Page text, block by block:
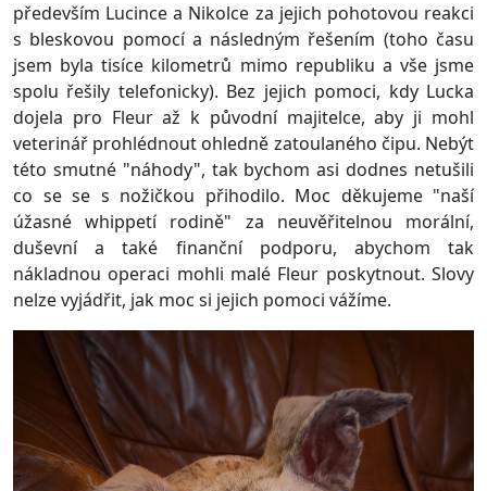
především Lucince a Nikolce za jejich pohotovou reakci
s bleskovou pomocí a následným řešením (toho času
jsem byla tisíce kilometrů mimo republiku a vše jsme
spolu řešily telefonicky). Bez jejich pomoci, kdy Lucka
dojela pro Fleur až k původní majitelce, aby ji mohl
veterinář prohlédnout ohledně zatoulaného čipu. Nebýt
této smutné "náhody", tak bychom asi dodnes netušili
co se se s nožičkou přihodilo. Moc děkujeme "naší
úžasné whippetí rodině" za neuvěřitelnou morální,
duševní a také finanční podporu, abychom tak
nákladnou operaci mohli malé Fleur poskytnout. Slovy
nelze vyjádřit, jak moc si jejich pomoci vážíme.